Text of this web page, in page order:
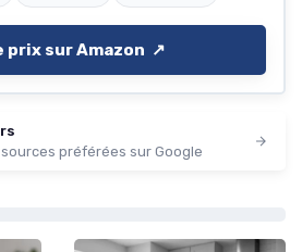
prix sur Amazon ↗️
préférées sur Google